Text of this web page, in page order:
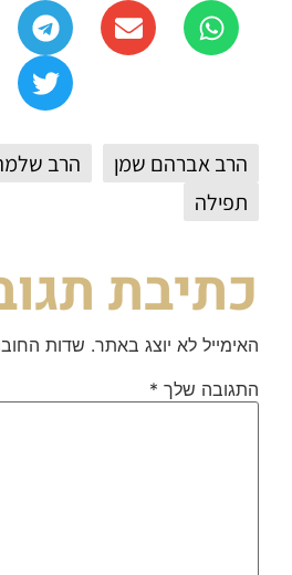
הרב אברהם שמן
הרב
תפילה
כתיבת
האימייל לא יוצג באתר. שדות
התגובה שלך *